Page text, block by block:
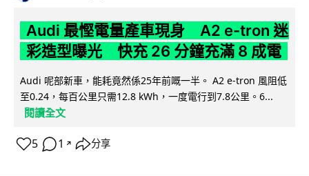
Audi 最慳電量產車現身 A2 e-tron 迷
彩造型曝光 快充 26 分鐘充滿 8 成電
Audi 呢部新車，能耗竟然係25年前嘅一半。 A2 e-tron 風阻低
至0.24，每百公里只需12.8 kWh，一度電行到7.8公里。6...
閱讀全文
5 1 ↗ 分享